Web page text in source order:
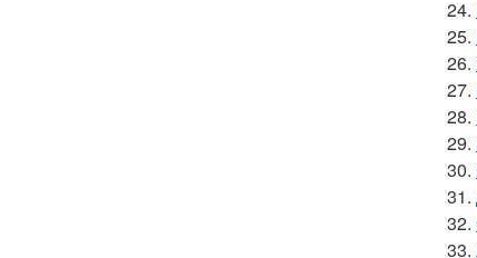
24.
25.
26.
27.
28.
29.
30.
31.
32.
33.